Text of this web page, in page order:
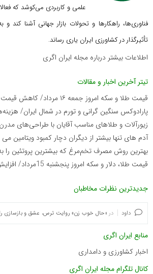
علمی و کاربردی می‌کوشد که
فناوری‌ها، راهکارها و تحولات بازار جهانی آشنا کند
تأثیرگذار در کشاورزی ایران یاری رساند.
اطلاعات بیشتر درباره مجله ایران اگری
تیتر آخرین اخبار و مقالات
قیمت طلا و سکه امروز جمعه ۱۶ مرداد/ کاهش قیمت ها+ جدول و جزییات
پارادوکس سنگین گرانی و تورم در شمال ایران/ هزینه‌های
زیورآلات و طلاهای مناسب آقایان با طراحی‌های
آدم های تنها بیشتر از دیگران دچار کمبود ویتامین
بهترین روش مصرف تخم‌مرغ که بیشترین پروتئین را
قیمت طلا، دلار و سکه امروز پنجشنبه 15مرداد/ افزایش قیمت ها + جدول
جدیدترین نظرات مخاطبان
داود در «حال خوب زن» روایت ترس، عشق و بازسازی
منابع ایران اگری
اخبار کشاورزی و دامداری
کانال تلگرام مجله ایران اگری